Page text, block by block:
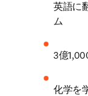
英語に
ム
3億
化学を